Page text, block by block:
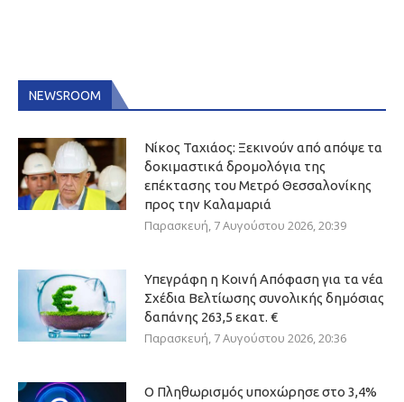
NEWSROOM
Νίκος Ταχιάος: Ξεκινούν από απόψε τα
δοκιμαστικά δρομολόγια της
επέκτασης του Μετρό Θεσσαλονίκης
προς την Καλαμαριά
Παρασκευή, 7 Αυγούστου 2026, 20:39
Υπεγράφη η Κοινή Απόφαση για τα νέα
Σχέδια Βελτίωσης συνολικής δημόσιας
δαπάνης 263,5 εκατ. €
Παρασκευή, 7 Αυγούστου 2026, 20:36
Ο Πληθωρισμός υποχώρησε στο 3,4%